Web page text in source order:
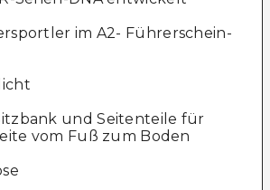
im A2- Führerschein-
und Seitenteile für
vom Fuß zum Boden